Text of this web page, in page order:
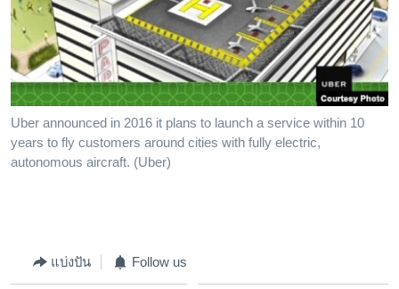
Uber announced in 2016 it plans to launch a service within 10
years to fly customers around cities with fully electric,
autonomous aircraft. (Uber)
แบ่งปัน Follow us